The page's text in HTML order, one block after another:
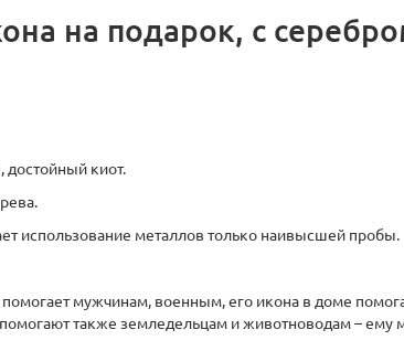
на подарок, с
достойный киот.
использование металлов только наивысшей пробы.
мужчинам, военным, его икона в доме
также земледельцам и животноводам – ему